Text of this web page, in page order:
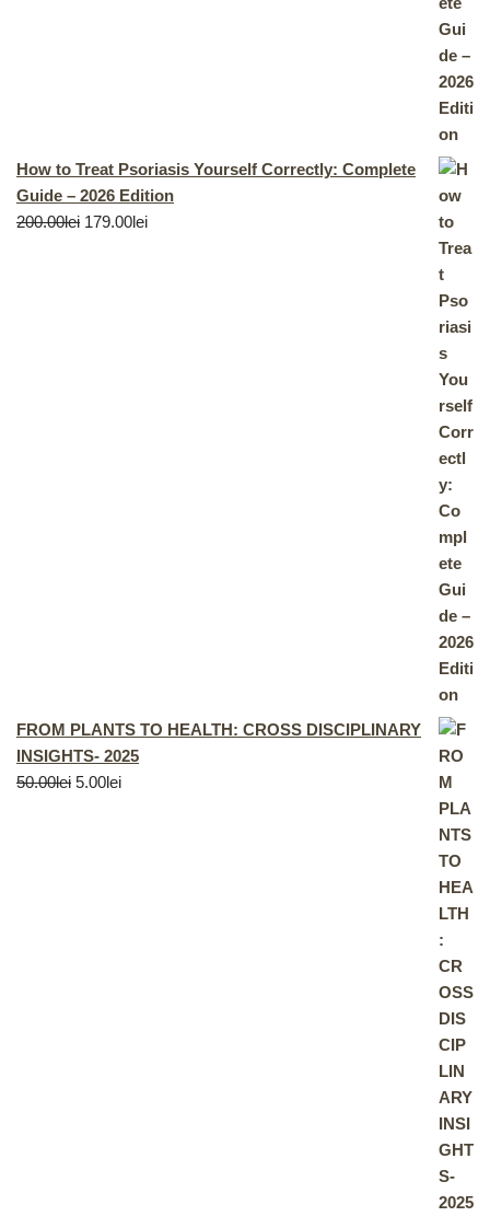
How to Treat Psoriasis Yourself Correctly: Complete
Guide – 2026 Edition
200.00lei 179.00lei
FROM PLANTS TO HEALTH: CROSS DISCIPLINARY
INSIGHTS- 2025
50.00lei 5.00lei